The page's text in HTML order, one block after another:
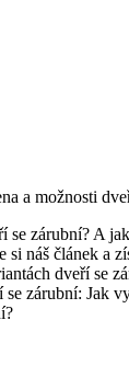
zárubní? A
si náš článek a
dveří se